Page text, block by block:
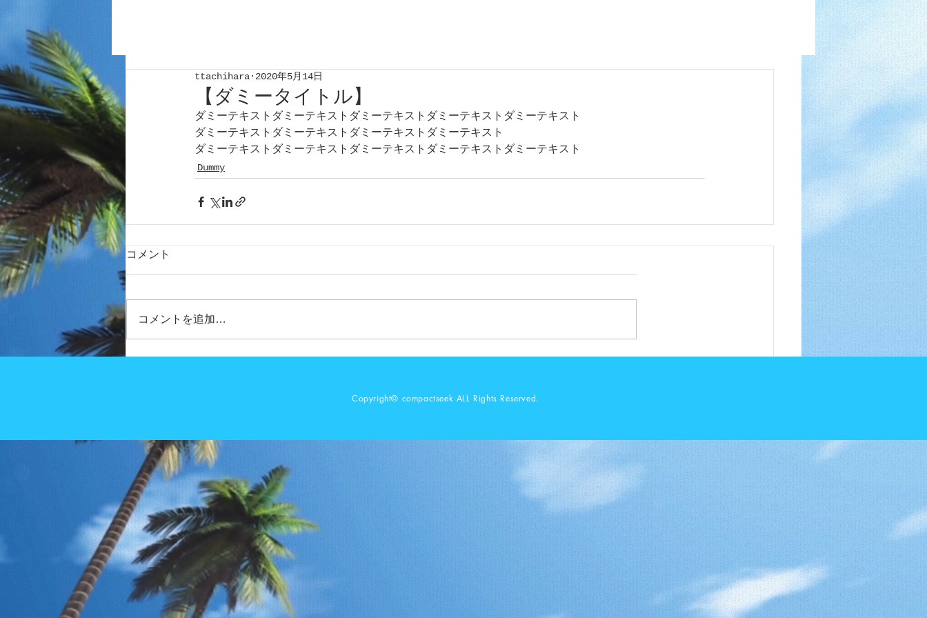
【ダミータイトル】
ttachihara 2020年5月14日
ダミーテキストダミーテキストダミーテキストダミーテキストダミーテキスト
ダミーテキストダミーテキストダミーテキストダミーテキスト
ダミーテキストダミーテキストダミーテキストダミーテキストダミーテキスト
Dummy
コメント
コメントを追加…
Copyright© compactseek ALL Rights Reserved.